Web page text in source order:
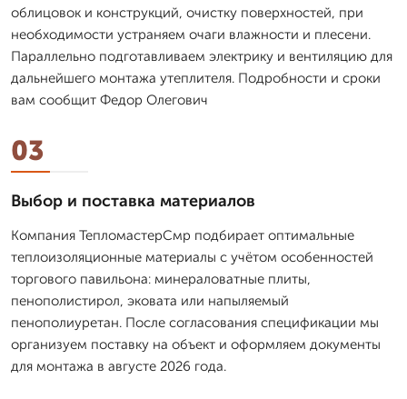
облицовок и конструкций, очистку поверхностей, при
необходимости устраняем очаги влажности и плесени.
Параллельно подготавливаем электрику и вентиляцию для
дальнейшего монтажа утеплителя. Подробности и сроки
вам сообщит Федор Олегович
03
Выбор и поставка материалов
Компания ТепломастерСмр подбирает оптимальные
теплоизоляционные материалы с учётом особенностей
торгового павильона: минераловатные плиты,
пенополистирол, эковата или напыляемый
пенополиуретан. После согласования спецификации мы
организуем поставку на объект и оформляем документы
для монтажа в августе 2026 года.